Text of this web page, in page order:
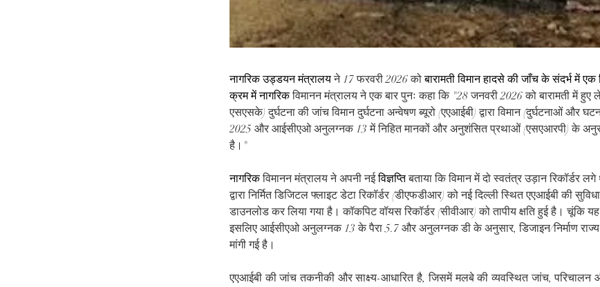
नागरिक उड्डयन मंत्रालय ने 17 फरवरी 2026 को बारामती विमान हादसे की जाँच के संदर्भ में एक
क्रम में नागरिक विमानन मंत्रालय ने एक बार पुनः कहा कि "28 जनवरी 2026 को बारामती में हुए
एसएसके) दुर्घटना की जांच विमान दुर्घटना अन्वेषण ब्यूरो (एएआईबी) द्वारा विमान (दुर्घटनाओं और
2025 और आईसीएओ अनुलग्नक 13 में निहित मानकों और अनुशंसित प्रथाओं (एसएआरपी) के
है। "
नागरिक विमानन मंत्रालय ने अपनी नई विज्ञप्ति बताया कि विमान में दो स्वतंत्र उड़ान रिकॉर्डर
द्वारा निर्मित डिजिटल फ्लाइट डेटा रिकॉर्डर (डीएफडीआर) को नई दिल्ली स्थित एएआईबी की
डाउनलोड कर लिया गया है। कॉकपिट वॉयस रिकॉर्डर (सीवीआर) को तापीय क्षति हुई है। चूंकि यह
इसलिए आईसीएओ अनुलग्नक 13 के पैरा 5.7 और अनुलग्नक डी के अनुसार, डिजाइन/निर्माण
मांगी गई है।
एएआईबी की जांच तकनीकी और साक्ष्य-आधारित है, जिसमें मलबे की व्यवस्थित जांच,